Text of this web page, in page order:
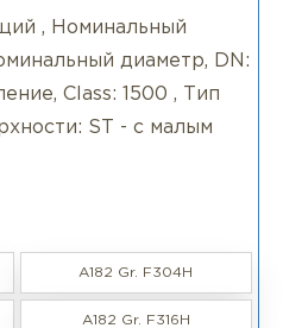
, Номинальный
диаметр, DN:
Class: 1500 , Тип
ST - с малым
A182 Gr. F304H
A182 Gr. F316H